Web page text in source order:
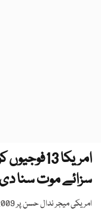
امریکا
سزائے موت سنا